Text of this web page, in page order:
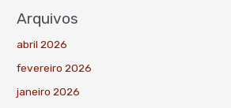
Arquivos
abril 2026
fevereiro 2026
janeiro 2026